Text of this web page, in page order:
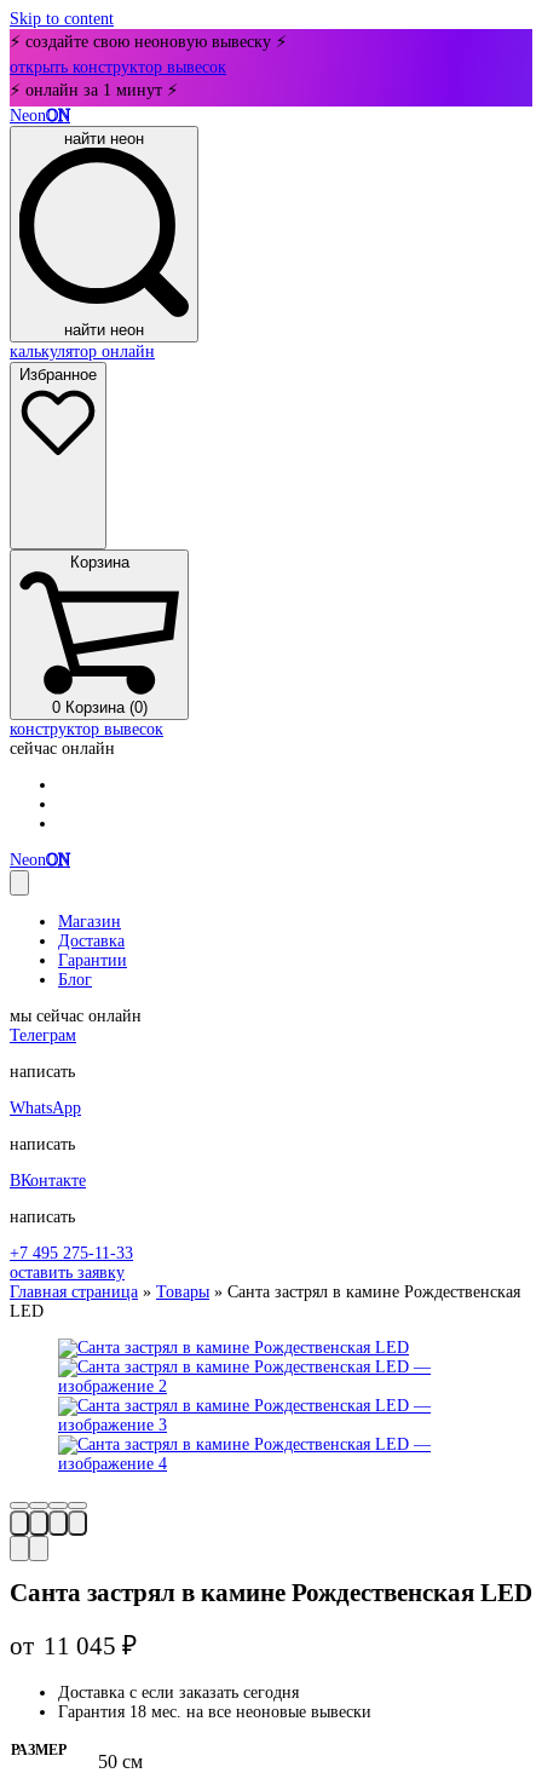
Skip to content
⚡ создайте свою неоновую вывеску ⚡
открыть конструктор вывесок
⚡ онлайн за 1 минут ⚡
NeonON
найти неон
найти неон
калькулятор онлайн
Избранное
Корзина
0 Корзина (0)
конструктор вывесок
сейчас онлайн
NeonON
Магазин
Доставка
Гарантии
Блог
мы сейчас онлайн
Телеграм
написать
WhatsApp
написать
ВКонтакте
написать
+7 495 275-11-33
оставить заявку
Главная страница » Товары » Санта застрял в камине Рождественская
LED
Санта застрял в камине Рождественская LED
от 11 045₽
Доставка с если заказать сегодня
Гарантия 18 мес. на все неоновые вывески
РАЗМЕР
50 см